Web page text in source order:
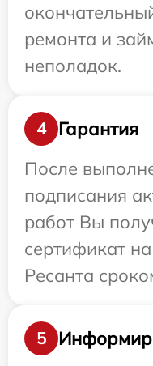
ремонта и
неполадок.
4
Гарантия
После
подписания
работ Вы
сертификат
Ресанта
5